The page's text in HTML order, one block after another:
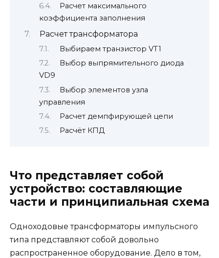
Расчет максимального
коэффициента заполнения
Расчет трансформатора
Выбираем транзистор VT1
Выбор выпрямительного диода
VD9
Выбор элементов узла
управления
Расчет демпфирующей цепи
Расчёт КПД
Что представляет собой
устройство: составляющие
части и принципиальная схема
Одноходовые трансформаторы импульсного
типа представляют собой довольно
распространенное оборудование. Дело в том,